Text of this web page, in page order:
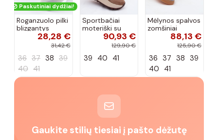
Paskutiniai dydžiai!
Roganzuolo pilki
blizgantys
sportbačiai28,28 €
31,42 €
36 37 38 39
40 41
Sportbačiai
moteriški su
platforma iš
natūralaus
spalvos Rosinae
90,93 €
129,90 €
39 40 41
Mėlynos spalvos
zomšiniai
sportbačiai su
platforma Tai
88,13 €
125,90 €
36 37 38 39
40 41
Gaukite stilių tiesiai į pašto dėžutę